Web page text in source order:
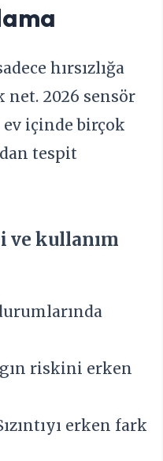
hırsızlığa
net. 2026 sensör
içinde birçok
tespit
ve kullanım
riskini erken
erken fark